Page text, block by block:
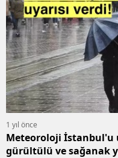
1 yıl önce
Meteoroloji İstanbul'u
gürültülü ve sağanak